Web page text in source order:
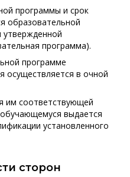
программы и срок
образовательной
утвержденной
программа).
программе
осуществляется в очной
им соответствующей
выдается
установленного
сторон